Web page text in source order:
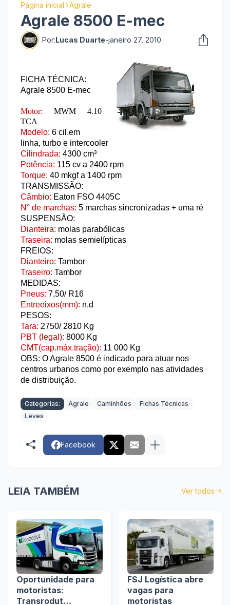
Página inicial Agrale
Agrale 8500 E-mec
Por:Lucas Duarte-janeiro 27, 2010
FICHA TÉCNICA:
Agrale 8500 E-mec
Motor:
MWM 4.10
TCA
Modelo: 6 cil.em
linha, turbo e intercooler
Cilindrada: 4300 cm³
Potência: 115 cv a 2400 rpm
Torque: 40 mkgf a 1400 rpm
TRANSMISSÃO:
Câmbio: Eaton FSO 4405C
N° de marchas: 5 marchas sincronizadas + uma ré
SUSPENSÃO:
Dianteira: molas parabólicas
Traseira: molas semielípticas
FREIOS:
Dianteiro: Tambor
Traseiro: Tambor
MEDIDAS:
Pneus: 7,50/ R16
Entreeixos(mm): n.d
PESOS:
Tara: 2750/ 2810 Kg
PBT (legal): 8000 Kg
CMT(cap.máx.tração): 11 000 Kg
OBS: O Agrale 8500 é indicado para atuar nos
centros urbanos como por exemplo nas atividades
de distribuição.
Categorias: Agrale Caminhões
Fichas Técnicas
Leves
Facebook
LEIA TAMBÉM Ver todos
Oportunidade para
motoristas:
Transrodut
FSJ Logística abre
vagas para
motoristas